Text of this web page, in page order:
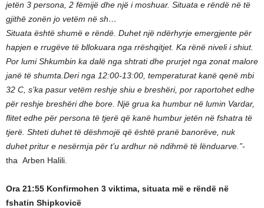
jetën 3 persona, 2 fëmijë dhe një i moshuar. Situata e rëndë në të
gjithë zonën jo vetëm në sh…
Situata është shumë e rëndë. Duhet një ndërhyrje emergjente për
hapjen e rrugëve të bllokuara nga rrëshqitjet. Ka rënë niveli i shiut.
Por lumi Shkumbin ka dalë nga shtrati dhe prurjet nga zonat malore
janë të shumta.Deri nga 12:00-13:00, temperaturat kanë qenë mbi
32 C, s’ka pasur vetëm reshje shiu e breshëri, por raportohet edhe
për reshje breshëri dhe bore. Një grua ka humbur në lumin Vardar,
flitet edhe për persona të tjerë që kanë humbur jetën në fshatra të
tjerë. Shteti duhet të dëshmojë që është pranë banorëve, nuk
duhet pritur e nesërmja për t’u ardhur në ndihmë të lënduarve.”-
tha Arben Halili.
Ora 21:55 Konfirmohen 3 viktima, situata më e rëndë në
fshatin Shipkovicë